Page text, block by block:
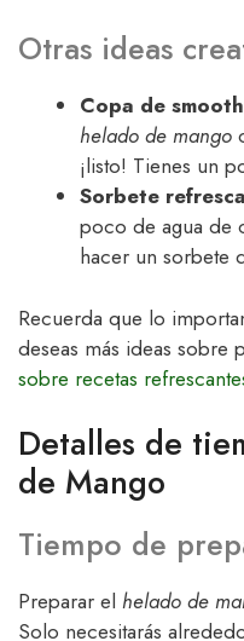
Otras ideas
Copa de
helado de mango
¡listo! Tienes un
Sorbete
poco de agua de
hacer un sorbete
Recuerda que lo
deseas más ideas sobre
sobre recetas
Detalles de
de Mango
Tiempo de
Preparar el helado de
Solo necesitarás